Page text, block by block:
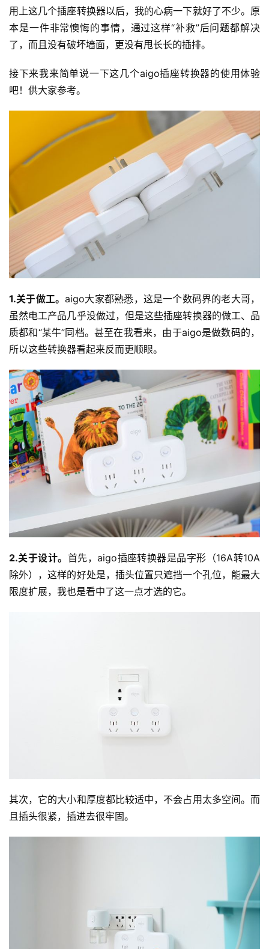
稿
日
好
用上这几个插座转换器以后，我的心病一下就好了不少。原
本是一件非常懊悔的事情，通过这样“补救”后问题都解决
了，而且没有破坏墙面，更没有甩长长的插排。
接下来我来简单说一下这几个aigo插座转换器的使用体验
吧！供大家参考。
1.关于做工。aigo大家都熟悉，这是一个数码界的老大哥，
虽然电工产品几乎没做过，但是这些插座转换器的做工、品
质都和“某牛”同档。甚至在我看来，由于aigo是做数码的，
所以这些转换器看起来反而更顺眼。
2.关于设计。 首先，aigo插座转换器是品字形（16A转10A
除外），这样的好处是，插头位置只遮挡一个孔位，能最大
限度扩展，我也是看中了这一点才选的它。
其次，它的大小和厚度都比较适中，不会占用太多空间。而
且插头很紧，插进去很牢固。